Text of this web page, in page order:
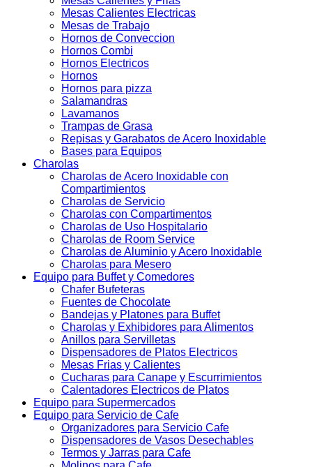
Mesas Calientes Electricas
Mesas de Trabajo
Hornos de Conveccion
Hornos Combi
Hornos Electricos
Hornos
Hornos para pizza
Salamandras
Lavamanos
Trampas de Grasa
Repisas y Garabatos de Acero Inoxidable
Bases para Equipos
Charolas
Charolas de Acero Inoxidable con
Compartimientos
Charolas de Servicio
Charolas con Compartimentos
Charolas de Uso Hospitalario
Charolas de Room Service
Charolas de Aluminio y Acero Inoxidable
Charolas para Mesero
Equipo para Buffet y Comedores
Chafer Bufeteras
Fuentes de Chocolate
Bandejas y Platones para Buffet
Charolas y Exhibidores para Alimentos
Anillos para Servilletas
Dispensadores de Platos Electricos
Mesas Frias y Calientes
Cucharas para Canape y Escurrimientos
Calentadores Electricos de Platos
Equipo para Supermercados
Equipo para Servicio de Cafe
Organizadores para Servicio Cafe
Dispensadores de Vasos Desechables
Termos y Jarras para Cafe